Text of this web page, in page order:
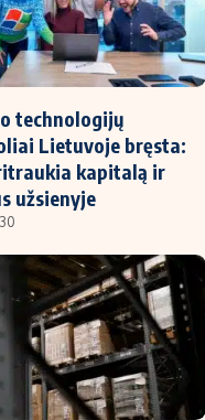
technologijų
Lietuvoje bręsta:
kapitalą ir
užsienyje